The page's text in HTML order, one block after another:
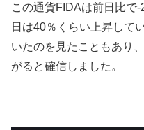
この通貨FIDAは前日比で
日は40％くらい上昇して
いたのを見たこともあり
がると確信しました。